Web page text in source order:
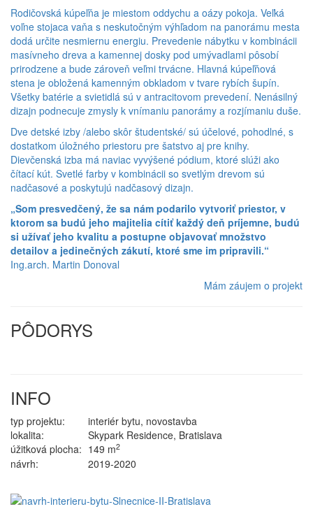
Rodičovská kúpeľňa je miestom oddychu a oázy pokoja. Veľká
voľne stojaca vaňa s neskutočným výhľadom na panorámu mesta
dodá určite nesmiernu energiu. Prevedenie nábytku v kombinácii
masívneho dreva a kamennej dosky pod umývadlami pôsobí
prirodzene a bude zároveň veľmi trvácne. Hlavná kúpeľňová
stena je obložená kamenným obkladom v tvare rybích šupín.
Všetky batérie a svietidlá sú v antracitovom prevedení. Nenásilný
dizajn podnecuje zmysly k vnímaniu panorámy a rozjímaniu duše.
Dve detské izby /alebo skôr študentské/ sú účelové, pohodlné, s
dostatkom úložného priestoru pre šatstvo aj pre knihy.
Dievčenská izba má naviac vyvýšené pódium, ktoré slúži ako
čítací kút. Svetlé farby v kombinácii so svetlým drevom sú
nadčasové a poskytujú nadčasový dizajn.
„Som presvedčený, že sa nám podarilo vytvoriť priestor, v
ktorom sa budú jeho majitelia cítiť každý deň príjemne, budú
si užívať jeho kvalitu a postupne objavovať množstvo
detailov a jedinečných zákutí, ktoré sme im pripravili.“
Ing.arch. Martin Donoval
Mám záujem o projekt
PÔDORYS
INFO
typ projektu:
interiér bytu, novostavba
lokalita:
Skypark Residence, Bratislava
úžitková plocha: 149 m2
návrh: 2019-2020